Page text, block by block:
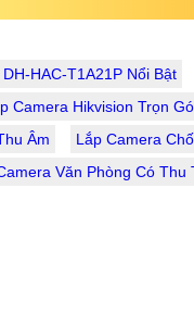
HAC-T1A21P Nổi Bật
Camera Hikvision Trọn
Âm
Lắp Camera
Văn Phòng Có Thu